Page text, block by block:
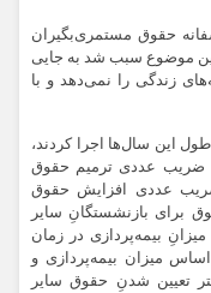
حقوق مستمری‌بگیران
موضوع سبب شد به جایی
زندگی را نمی‌دهد و با
این سال‌ها اجرا کردند،
ضریب عددی ترمیم حقوق
عددی افزایش حقوق
برای بازنشستگانِ سایر
بیمه‌پردازی در زمان
میزان بیمه‌پردازی و
تعیین شدنِ حقوق سایر